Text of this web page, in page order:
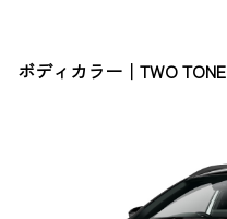
ボディカラー｜TWO TONE